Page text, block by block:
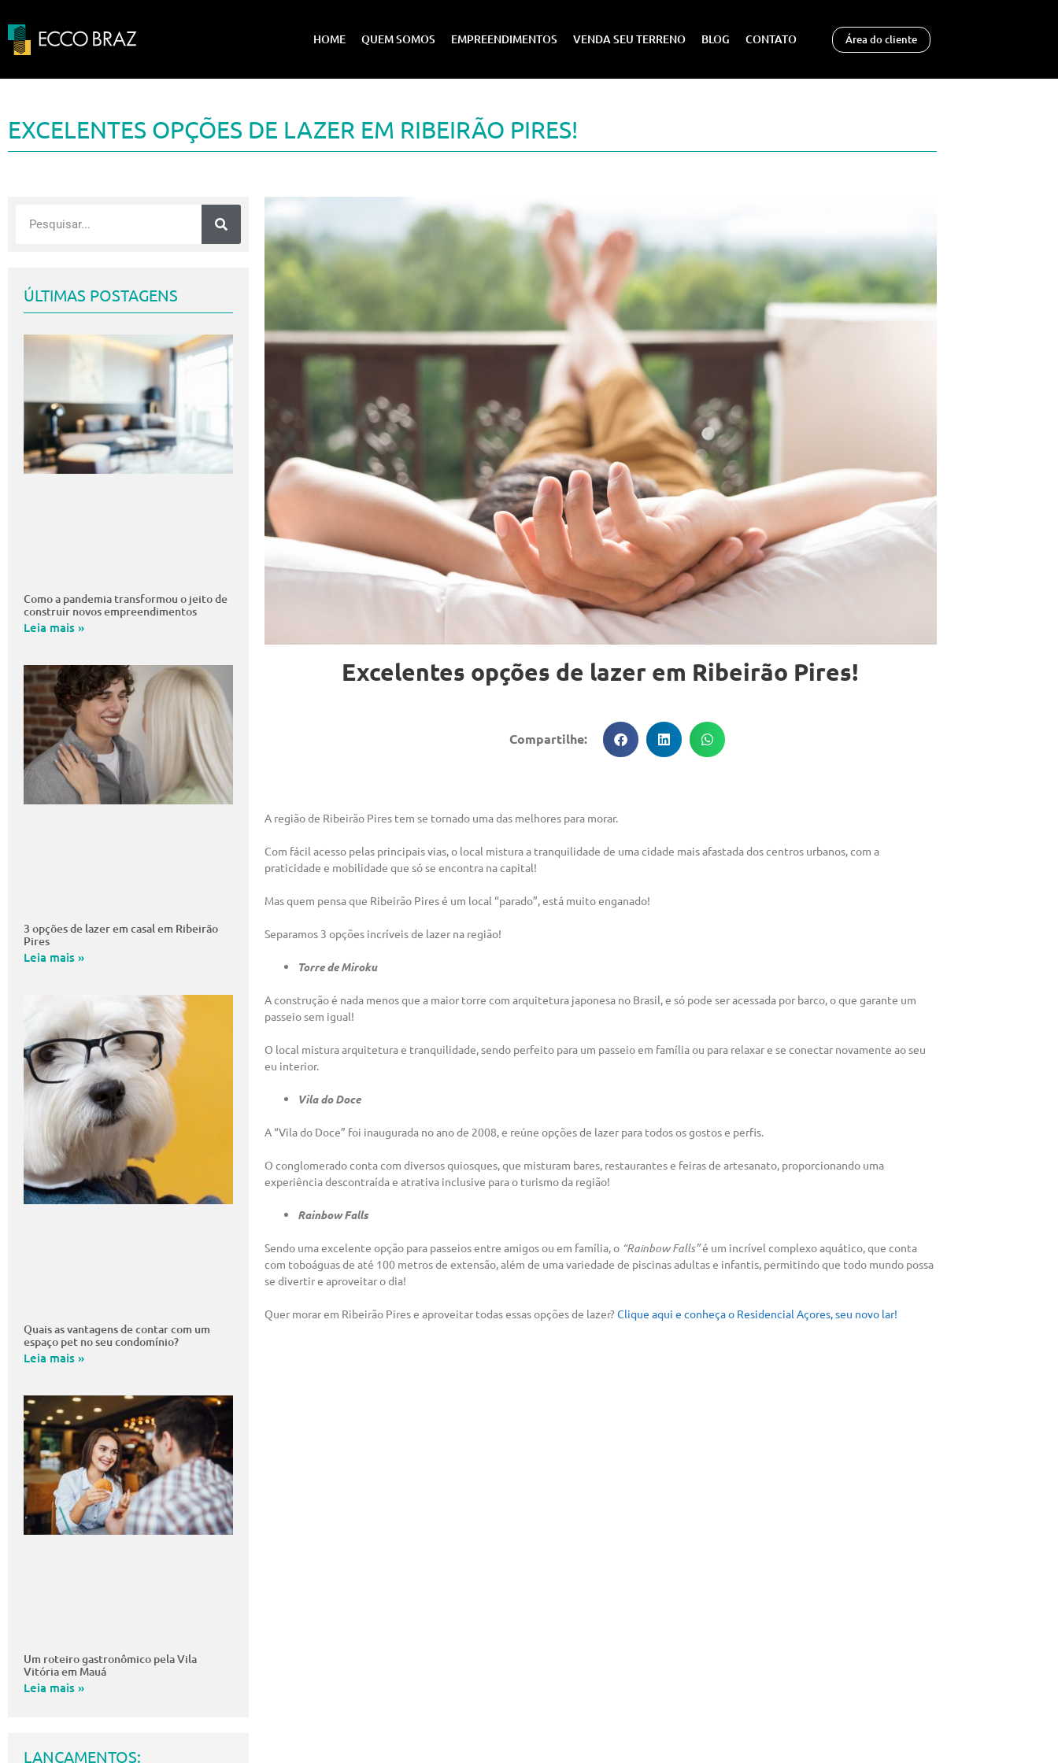
HOME QUEM SOMOS EMPREENDIMENTOS VENDA SEU TERRENO BLOG CONTATO Área do cliente
EXCELENTES OPÇÕES DE LAZER EM RIBEIRÃO PIRES!
ÚLTIMAS POSTAGENS
Como a pandemia transformou o jeito de
construir novos empreendimentos
Leia mais »
3 opções de lazer em casal em Ribeirão
Pires
Leia mais »
Quais as vantagens de contar com um
espaço pet no seu condomínio?
Leia mais »
Um roteiro gastronômico pela Vila
Vitória em Mauá
Leia mais »
LANÇAMENTOS:
Excelentes opções de lazer em Ribeirão Pires!
Compartilhe:
A região de Ribeirão Pires tem se tornado uma das melhores para morar.
Com fácil acesso pelas principais vias, o local mistura a tranquilidade de uma cidade mais afastada dos centros urbanos, com a
praticidade e mobilidade que só se encontra na capital!
Mas quem pensa que Ribeirão Pires é um local “parado”, está muito enganado!
Separamos 3 opções incríveis de lazer na região!
Torre de Miroku
A construção é nada menos que a maior torre com arquitetura japonesa no Brasil, e só pode ser acessada por barco, o que garante um
passeio sem igual!
O local mistura arquitetura e tranquilidade, sendo perfeito para um passeio em família ou para relaxar e se conectar novamente ao seu
eu interior.
Vila do Doce
A “Vila do Doce” foi inaugurada no ano de 2008, e reúne opções de lazer para todos os gostos e perfis.
O conglomerado conta com diversos quiosques, que misturam bares, restaurantes e feiras de artesanato, proporcionando uma
experiência descontraída e atrativa inclusive para o turismo da região!
Rainbow Falls
Sendo uma excelente opção para passeios entre amigos ou em família, o “Rainbow Falls”é um incrível complexo aquático, que conta
com toboáguas de até 100 metros de extensão, além de uma variedade de piscinas adultas e infantis, permitindo que todo mundo possa
se divertir e aproveitar o dia!
Quer morar em Ribeirão Pires e aproveitar todas essas opções de lazer?Clique aqui e conheça o Residencial Açores, seu novo lar!